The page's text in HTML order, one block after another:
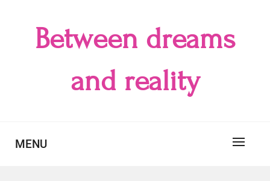
Between dreams
and reality
MENU